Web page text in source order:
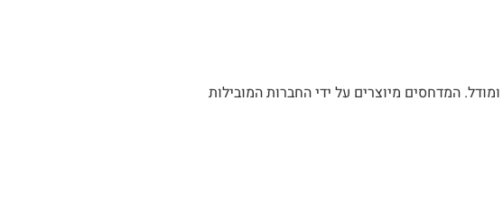
המדחסים מיוצרים על ידי החברות המובילות